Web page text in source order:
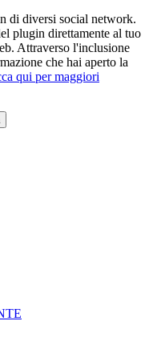
di diversi social network.
plugin direttamente al tuo
Attraverso l'inclusione
che hai aperto la
qui per maggiori